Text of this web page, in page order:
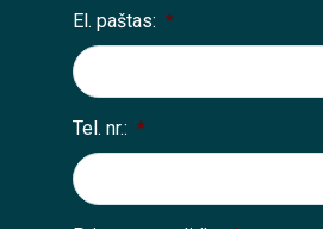
El. paštas: *
Tel. nr.: *